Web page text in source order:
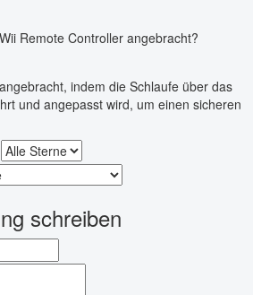
Remote Controller angebracht?
indem die Schlaufe über das
und angepasst wird, um einen sicheren
schreiben